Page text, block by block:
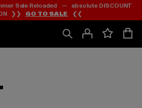
Siirry
Sisältö
Siirry
Footer
Sale Reloaded — absolute DISCOUNT
❯❯ GO TO SALE ❮❮
Siirry
Tuoteruudukko